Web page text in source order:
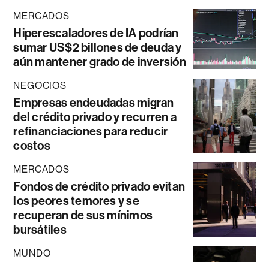
MERCADOS
Hiperescaladores de IA podrían
sumar US$2 billones de deuda y
aún mantener grado de inversión
NEGOCIOS
Empresas endeudadas migran
del crédito privado y recurren a
refinanciaciones para reducir
costos
MERCADOS
Fondos de crédito privado evitan
los peores temores y se
recuperan de sus mínimos
bursátiles
MUNDO